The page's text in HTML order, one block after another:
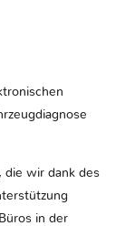
die wir dank des
in der